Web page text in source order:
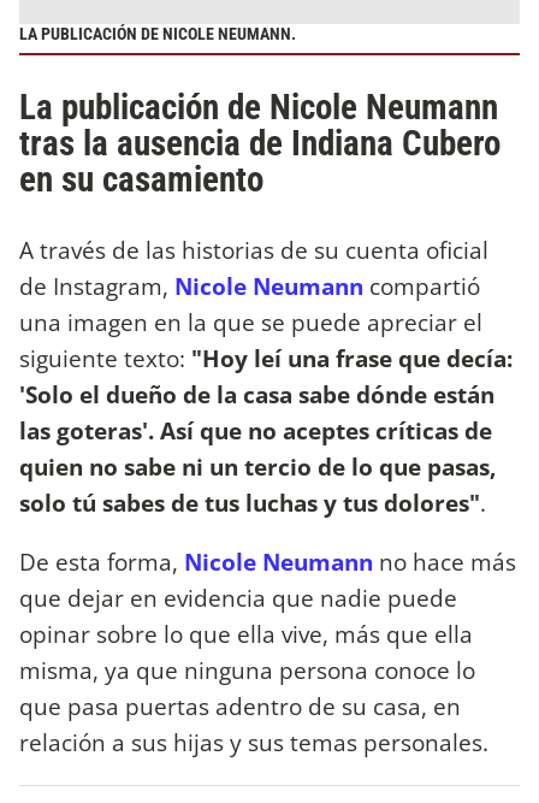
LA PUBLICACIÓN DE NICOLE NEUMANN.
La publicación de Nicole Neumann
tras la ausencia de Indiana Cubero
en su casamiento
A través de las historias de su cuenta oficial
de Instagram, Nicole Neumann compartió
una imagen en la que se puede apreciar el
siguiente texto: "Hoy leí una frase que decía:
'Solo el dueño de la casa sabe dónde están
las goteras'. Así que no aceptes críticas de
quien no sabe ni un tercio de lo que pasas,
solo tú sabes de tus luchas y tus dolores".
De esta forma, Nicole Neumann no hace más
que dejar en evidencia que nadie puede
opinar sobre lo que ella vive, más que ella
misma, ya que ninguna persona conoce lo
que pasa puertas adentro de su casa, en
relación a sus hijas y sus temas personales.